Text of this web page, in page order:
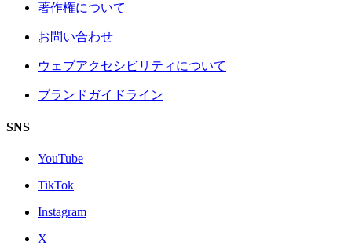
著作権について
お問い合わせ
ウェブアクセシビリティについて
ブランドガイドライン
SNS
YouTube
TikTok
Instagram
X